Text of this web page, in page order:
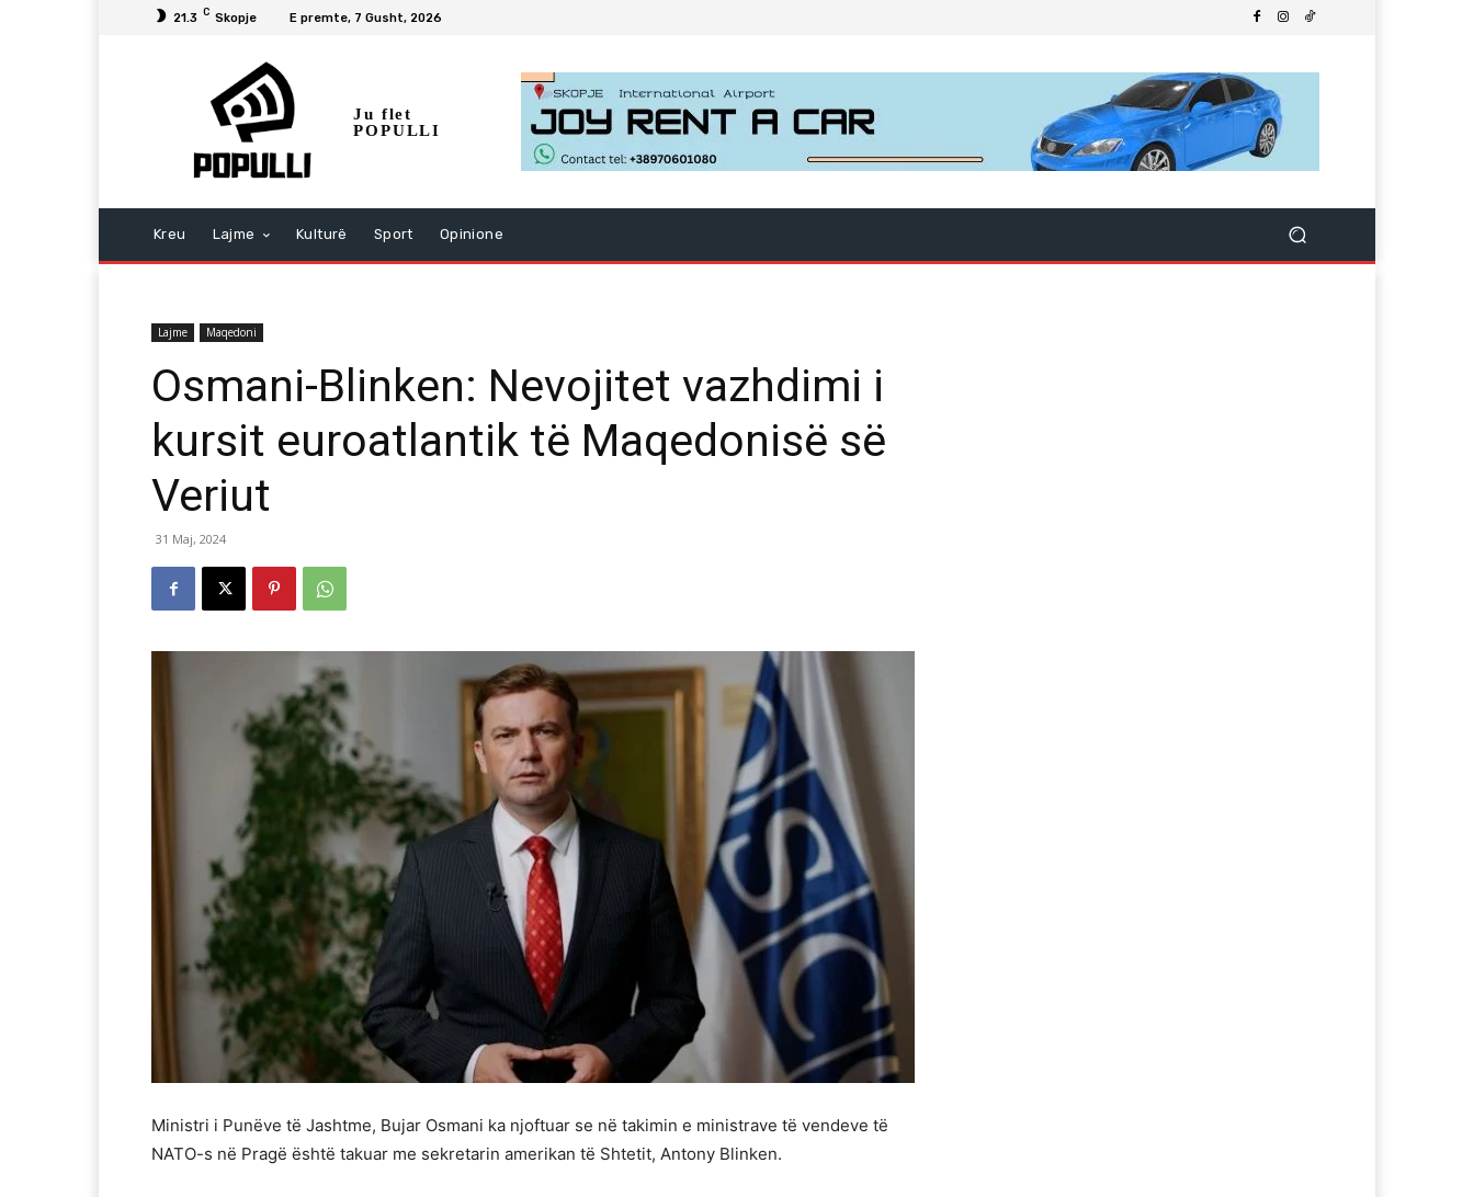
21.3 C Skopje E premte, 7 Gusht, 2026
Ju flet
POPULLI
Kreu Lajme Kulturë Sport Opinione
Lajme Maqedoni
Osmani-Blinken: Nevojitet vazhdimi i
kursit euroatlantik të Maqedonisë së
Veriut
31 Maj, 2024
Ministri i Punëve të Jashtme, Bujar Osmani ka njoftuar se në takimin e ministrave të vendeve të
NATO-s në Pragë është takuar me sekretarin amerikan të Shtetit, Antony Blinken.